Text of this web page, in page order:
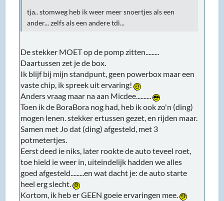
tja.. stomweg heb ik weer meer snoertjes als een
ander... zelfs als een andere tdi...
De stekker MOET op de pomp zitten.........
Daartussen zet je de box.
Ik blijf bij mijn standpunt, geen powerbox maar een
vaste chip, ik spreek uit ervaring!
Anders vraag maar na aan Micdee..........
Toen ik de BoraBora nog had, heb ik ook zo'n (ding)
mogen lenen. stekker ertussen gezet, en rijden maar.
Samen met Jo dat (ding) afgesteld, met 3
potmetertjes.
Eerst deed ie niks, later rookte de auto teveel roet,
toe hield ie weer in, uiteindelijk hadden we alles
goed afgesteld.........en wat dacht je: de auto starte
heel erg slecht.
Kortom, ik heb er GEEN goeie ervaringen mee.